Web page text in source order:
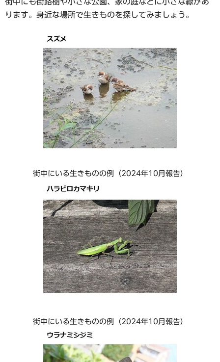
ります。身近な場所で生きものを探してみましょう。
街中にいる生きものの例（2024年10月報告）
街中にいる生きものの例（2024年10月報告）